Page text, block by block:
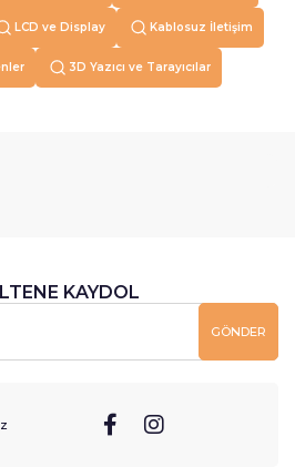
LCD ve Display Kablosuz İletişim
3D Yazıcı ve Tarayıcılar
KAYDOL
GÖNDER